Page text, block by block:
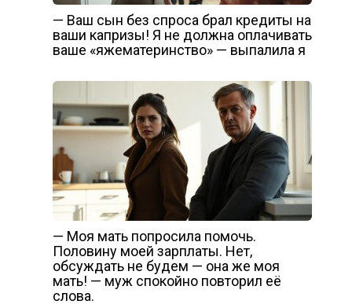
— Ваш сын без спроса брал кредиты на
ваши капризы! Я не должна оплачивать
ваше «яжематеринство» — выпалила я
— Моя мать попросила помочь.
Половину моей зарплаты. Нет,
обсуждать не будем — она же моя
мать! — муж спокойно повторил её
слова.